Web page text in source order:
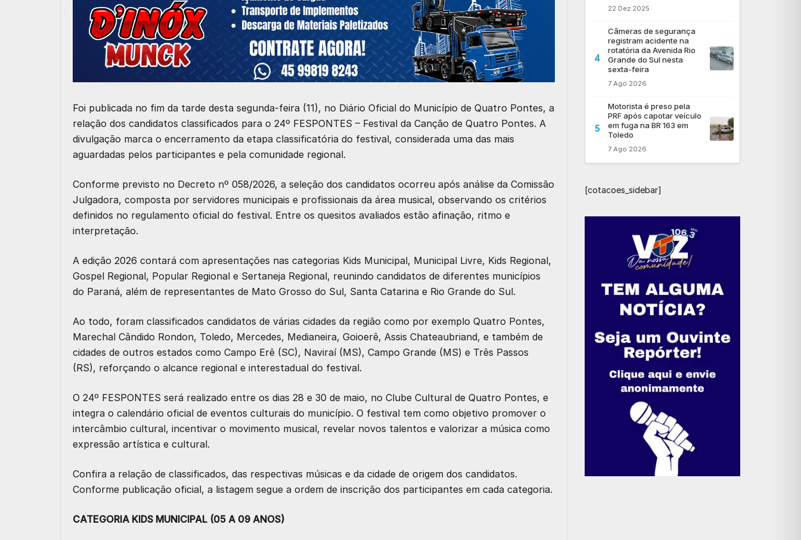
Foi publicada no fim da tarde desta segunda-feira (11), no Diário Oficial do Município de Quatro Pontes, a
relação dos candidatos classificados para o 24º FESPONTES – Festival da Canção de Quatro Pontes. A
divulgação marca o encerramento da etapa classificatória do festival, considerada uma das mais
aguardadas pelos participantes e pela comunidade regional.
Conforme previsto no Decreto nº 058/2026, a seleção dos candidatos ocorreu após análise da Comissão
Julgadora, composta por servidores municipais e profissionais da área musical, observando os critérios
definidos no regulamento oficial do festival. Entre os quesitos avaliados estão afinação, ritmo e
interpretação.
A edição 2026 contará com apresentações nas categorias Kids Municipal, Municipal Livre, Kids Regional,
Gospel Regional, Popular Regional e Sertaneja Regional, reunindo candidatos de diferentes municípios
do Paraná, além de representantes de Mato Grosso do Sul, Santa Catarina e Rio Grande do Sul.
Ao todo, foram classificados candidatos de várias cidades da região como por exemplo Quatro Pontes,
Marechal Cândido Rondon, Toledo, Mercedes, Medianeira, Goioerê, Assis Chateaubriand, e também de
cidades de outros estados como Campo Erê (SC), Naviraí (MS), Campo Grande (MS) e Três Passos
(RS), reforçando o alcance regional e interestadual do festival.
O 24º FESPONTES será realizado entre os dias 28 e 30 de maio, no Clube Cultural de Quatro Pontes, e
integra o calendário oficial de eventos culturais do município. O festival tem como objetivo promover o
intercâmbio cultural, incentivar o movimento musical, revelar novos talentos e valorizar a música como
expressão artística e cultural.
Confira a relação de classificados, das respectivas músicas e da cidade de origem dos candidatos.
Conforme publicação oficial, a listagem segue a ordem de inscrição dos participantes em cada categoria.
CATEGORIA KIDS MUNICIPAL (05 A 09 ANOS)
22 Dez 2025
4
Câmeras de segurança
registram acidente na
rotatória da Avenida Rio
Grande do Sul nesta
sexta-feira
7 Ago 2026
5
Motorista é preso pela
PRF após capotar veículo
em fuga na BR 163 em
Toledo
7 Ago 2026
[cotacoes_sidebar]